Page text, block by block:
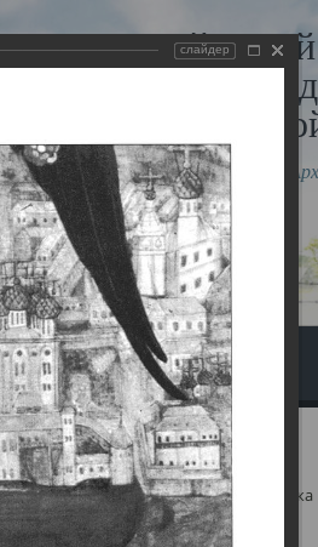
музей
и
благословлению митрополита
и Холмогорского Даниила
Вопрос-ответ
Свято-Троицкий собор Архангельска
слайдер